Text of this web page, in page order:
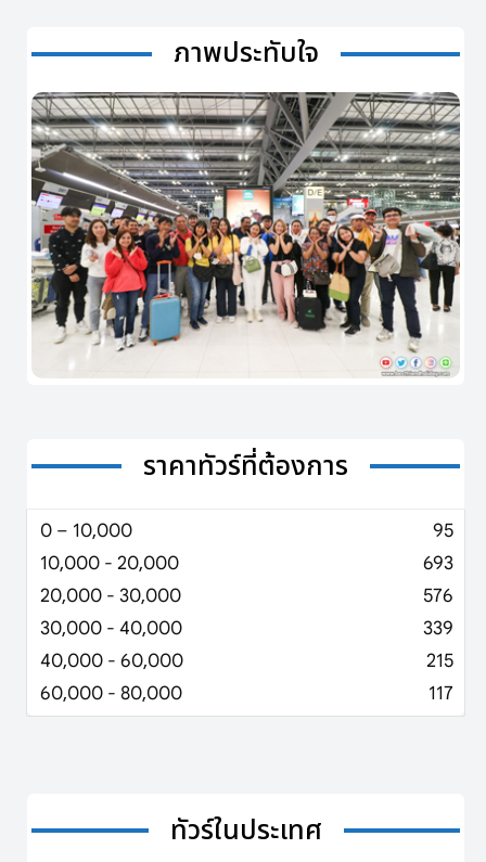
ภาพประทับใจ
ราคาทัวร์ที่ต้องการ
0 – 10,000
95
10,000 - 20,000
693
20,000 - 30,000
576
30,000 - 40,000
339
40,000 - 60,000
215
60,000 - 80,000
117
ทัวร์ในประเทศ